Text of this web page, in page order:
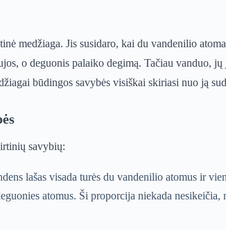
medžiaga. Jis susidaro, kai du vandenilio
o deguonis palaiko degimą. Tačiau vanduo,
būdingos savybės visiškai skiriasi nuo ją
savybių:
lašas visada turės du vandenilio atomus ir
atomus. Ši proporcija niekada